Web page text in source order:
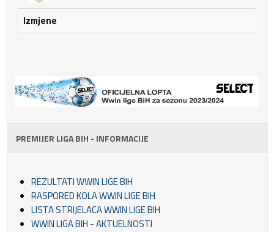
Izmjene
PREMIJER LIGA BIH - INFORMACIJE
REZULTATI WWIN LIGE BIH
RASPORED KOLA WWIN LIGE BIH
LISTA STRIJELACA WWIN LIGE BIH
WWIN LIGA BIH - AKTUELNOSTI